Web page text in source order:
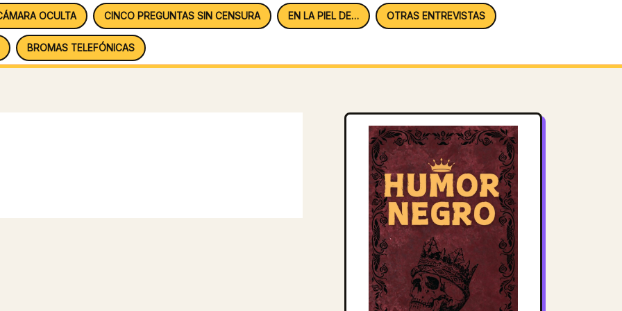
OCULTA CINCO PREGUNTAS SIN CENSURA EN LA PIEL DE… OTRAS ENTREVISTAS
BROMAS TELEFÓNICAS